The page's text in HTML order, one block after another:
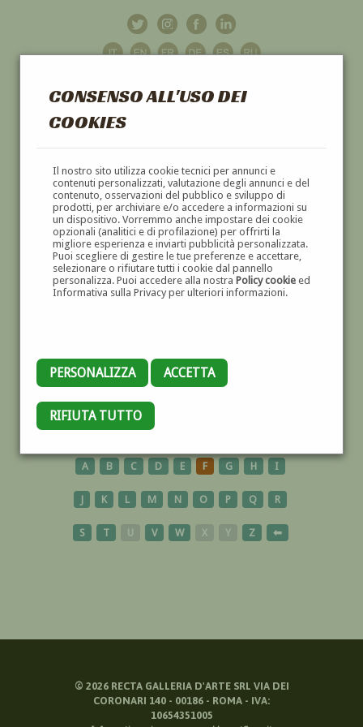
CONSENSO ALL'USO DEI
COOKIES
Il nostro sito utilizza cookie tecnici per annunci e
contenuti personalizzati, valutazione degli annunci e del
contenuto, osservazioni del pubblico e sviluppo di
prodotti, per archiviare e/o accedere a informazioni su
un dispositivo. Vorremmo anche impostare dei cookie
opzionali (analitici e di profilazione) per offrirti la
migliore esperienza e inviarti pubblicità personalizzata.
Puoi scegliere di gestire le tue preferenze e accettare,
selezionare o rifiutare tutti i cookie dal pannello
personalizza. Puoi accedere alla nostra Policy cookieed
Informativa sulla Privacy per ulteriori informazioni.
PERSONALIZZA ACCETTA
RIFIUTA TUTTO
GALLERIAD'ARTE
DIPINTI E SCULTURE '800 E '900
ULISSE
A B C D E F G H I
J K L M N O P Q R
S T U V W X Y Z ⬅
© 2026RECTA GALLERIA D'ARTE SRL VIA DEI
CORONARI 140 - 00186 - ROMA - IVA:
10654351005